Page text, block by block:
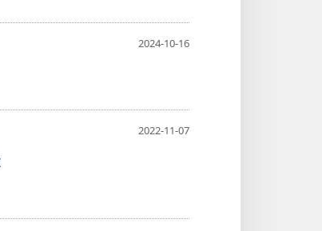
2024-10-16
2022-11-07